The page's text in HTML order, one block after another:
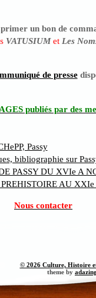
un bon de
VATUSIUMet Les
de presse
publiés par des
Passy
bibliographie sur
PASSY DU XVIe A
AU XXIe
Nous contacter
© 2026 Culture, Histoire
theme by